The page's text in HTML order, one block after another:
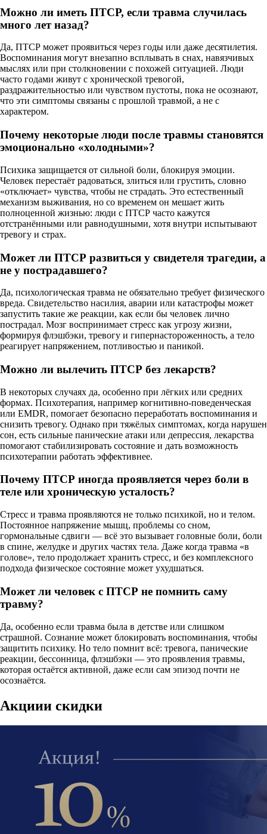
Можно ли иметь ПТСР, если травма случилась
много лет назад?
Да, ПТСР может проявиться через годы или даже десятилетия.
Воспоминания могут внезапно всплывать в снах, навязчивых
мыслях или при столкновении с похожей ситуацией. Люди
часто годами живут с хронической тревогой,
раздражительностью или чувством пустоты, пока не осознают,
что эти симптомы связаны с прошлой травмой, а не с
характером.
Почему некоторые люди после травмы становятся
эмоционально «холодными»?
Психика защищается от сильной боли, блокируя эмоции.
Человек перестаёт радоваться, злиться или грустить, словно
«отключает» чувства, чтобы не страдать. Это естественный
механизм выживания, но со временем он мешает жить
полноценной жизнью: люди с ПТСР часто кажутся
отстранёнными или равнодушными, хотя внутри испытывают
тревогу и страх.
Может ли ПТСР развиться у свидетеля трагедии, а
не у пострадавшего?
Да, психологическая травма не обязательно требует физического
вреда. Свидетельство насилия, аварии или катастрофы может
запустить такие же реакции, как если бы человек лично
пострадал. Мозг воспринимает стресс как угрозу жизни,
формируя флэшбэки, тревогу и гипернастороженность, а тело
реагирует напряжением, потливостью и паникой.
Можно ли вылечить ПТСР без лекарств?
В некоторых случаях да, особенно при лёгких или средних
формах. Психотерапия, например когнитивно-поведенческая
или EMDR, помогает безопасно переработать воспоминания и
снизить тревогу. Однако при тяжёлых симптомах, когда нарушен
сон, есть сильные панические атаки или депрессия, лекарства
помогают стабилизировать состояние и дать возможность
психотерапии работать эффективнее.
Почему ПТСР иногда проявляется через боли в
теле или хроническую усталость?
Стресс и травма проявляются не только психикой, но и телом.
Постоянное напряжение мышц, проблемы со сном,
гормональные сдвиги — всё это вызывает головные боли, боли
в спине, желудке и других частях тела. Даже когда травма «в
голове», тело продолжает хранить стресс, и без комплексного
подхода физическое состояние может ухудшаться.
Может ли человек с ПТСР не помнить саму
травму?
Да, особенно если травма была в детстве или слишком
страшной. Сознание может блокировать воспоминания, чтобы
защитить психику. Но тело помнит всё: тревога, панические
реакции, бессонница, флэшбэки — это проявления травмы,
которая остаётся активной, даже если сам эпизод почти не
осознаётся.
Акциии скидки